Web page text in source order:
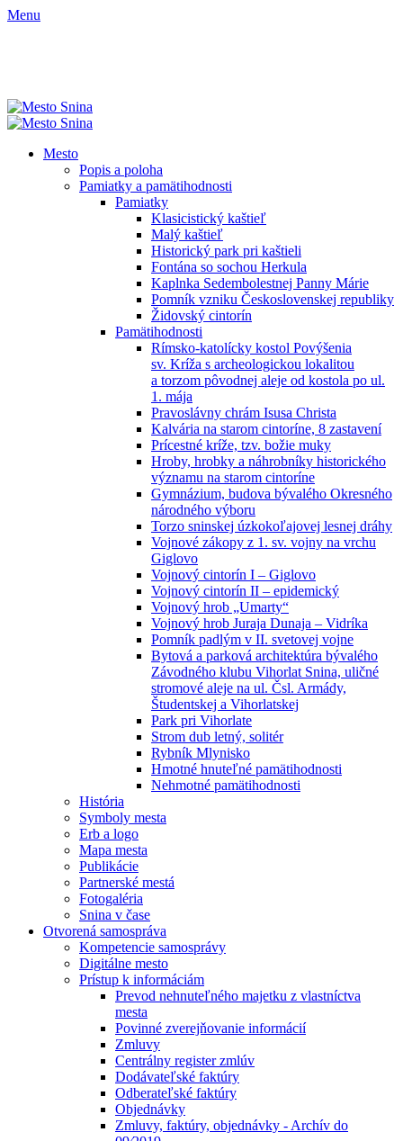
Menu
Mesto
Popis a poloha
Pamiatky a pamätihodnosti
Pamiatky
Klasicistický kaštieľ
Malý kaštieľ
Historický park pri kaštieli
Fontána so sochou Herkula
Kaplnka Sedembolestnej Panny Márie
Pomník vzniku Československej republiky
Židovský cintorín
Pamätihodnosti
Rímsko-katolícky kostol Povýšenia
sv. Kríža s archeologickou lokalitou
a torzom pôvodnej aleje od kostola po ul.
1. mája
Pravoslávny chrám Isusa Christa
Kalvária na starom cintoríne, 8 zastavení
Prícestné kríže, tzv. božie muky
Hroby, hrobky a náhrobníky historického
významu na starom cintoríne
Gymnázium, budova bývalého Okresného
národného výboru
Torzo sninskej úzkokoľajovej lesnej dráhy
Vojnové zákopy z 1. sv. vojny na vrchu
Giglovo
Vojnový cintorín I – Giglovo
Vojnový cintorín II – epidemický
Vojnový hrob „Umarty“
Vojnový hrob Juraja Dunaja – Vidríka
Pomník padlým v II. svetovej vojne
Bytová a parková architektúra bývalého
Závodného klubu Vihorlat Snina, uličné
stromové aleje na ul. Čsl. Armády,
Študentskej a Vihorlatskej
Park pri Vihorlate
Strom dub letný, solitér
Rybník Mlynisko
Hmotné hnuteľné pamätihodnosti
Nehmotné pamätihodnosti
História
Symboly mesta
Erb a logo
Mapa mesta
Publikácie
Partnerské mestá
Fotogaléria
Snina v čase
Otvorená samospráva
Kompetencie samosprávy
Digitálne mesto
Prístup k informáciám
Prevod nehnuteľného majetku z vlastníctva
mesta
Povinné zverejňovanie informácií
Zmluvy
Centrálny register zmlúv
Dodávateľské faktúry
Odberateľské faktúry
Objednávky
Zmluvy, faktúry, objednávky - Archív do